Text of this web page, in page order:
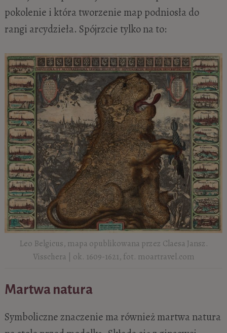
pokolenie i która tworzenie map podniosła do
rangi arcydzieła. Spójrzcie tylko na to:
Leo Belgicus, mapa opublikowana przez Claesa Jansz.
Visschera | ok. 1609-1621, fot. moartravel.com
Martwa natura
Symboliczne znaczenie ma również martwa natura